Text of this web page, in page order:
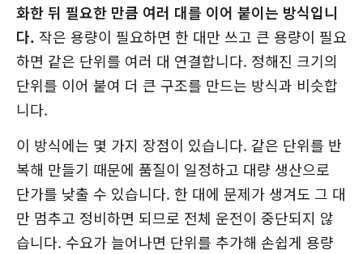
화한 뒤 필요한 만큼 여러 대를 이어 붙이는 방식입니
다. 작은 용량이 필요하면 한 대만 쓰고 큰 용량이 필요
하면 같은 단위를 여러 대 연결합니다. 정해진 크기의
단위를 이어 붙여 더 큰 구조를 만드는 방식과 비슷합
니다.
이 방식에는 몇 가지 장점이 있습니다. 같은 단위를 반
복해 만들기 때문에 품질이 일정하고 대량 생산으로
단가를 낮출 수 있습니다. 한 대에 문제가 생겨도 그 대
만 멈추고 정비하면 되므로 전체 운전이 중단되지 않
습니다. 수요가 늘어나면 단위를 추가해 손쉽게 용량